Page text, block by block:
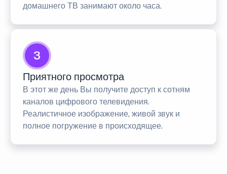
домашнего ТВ занимают около часа.
3
Приятного просмотра
В этот же день Вы получите доступ к сотням
каналов цифрового телевидения.
Реалистичное изображение, живой звук и
полное погружение в происходящее.